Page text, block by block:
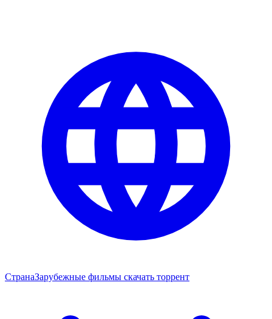
СтранаЗарубежные фильмы скачать торрент